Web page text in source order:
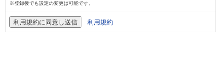
※登録後でも設定の変更は可能です。
利用規約